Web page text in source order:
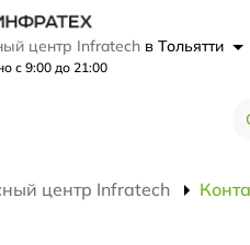
центр Infratech в Тольятти
с 9:00 до 21:00
центр Infratech